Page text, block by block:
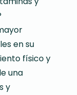
en su
físico y
una
y